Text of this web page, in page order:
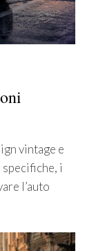
vintage e
i
l’auto